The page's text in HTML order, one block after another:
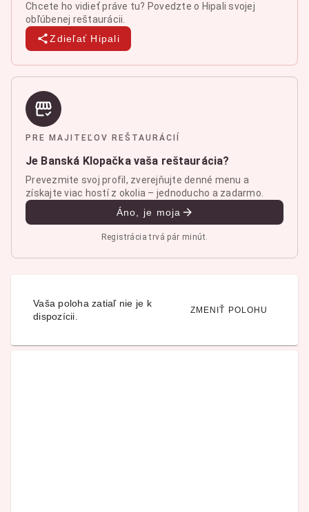
Chcete ho vidieť práve tu? Povedzte o Hipali svojej
obľúbenej reštaurácii.
Zdieľať Hipali
PRE MAJITEĽOV REŠTAURÁCIÍ
Je Banská Klopačka vaša reštaurácia?
Prevezmite svoj profil, zverejňujte denné menu a
získajte viac hostí z okolia – jednoducho a zadarmo.
Áno, je moja
Registrácia trvá pár minút.
Vaša poloha zatiaľ nie je k
dispozícii.
ZMENIŤ POLOHU